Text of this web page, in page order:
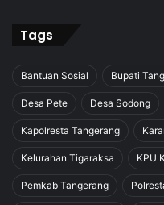
Tags
Bantuan Sosial Bupati
Desa Pete Desa Sodong
Kapolresta Tangerang
Kelurahan Tigaraksa KPU
Pemkab Tangerang